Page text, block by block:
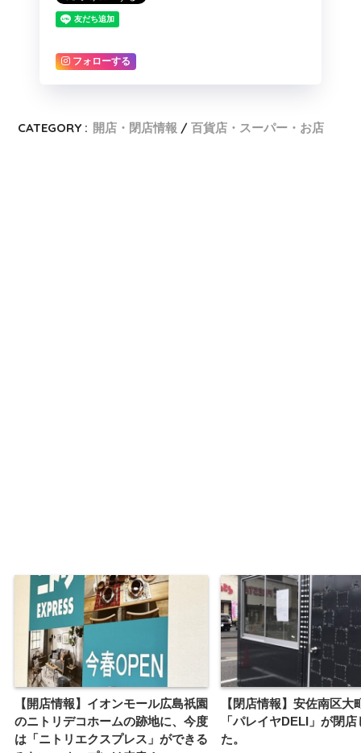
フォローする
CATEGORY : 開店・閉店情報 百貨店・スーパー・お店
【開店情報】イオンモール広島祇園
のニトリデコホームの跡地に、今度
は「ニトリエクスプレス」ができる
【閉店情報】安佐南区大
「パレイヤDELI」が閉
た。